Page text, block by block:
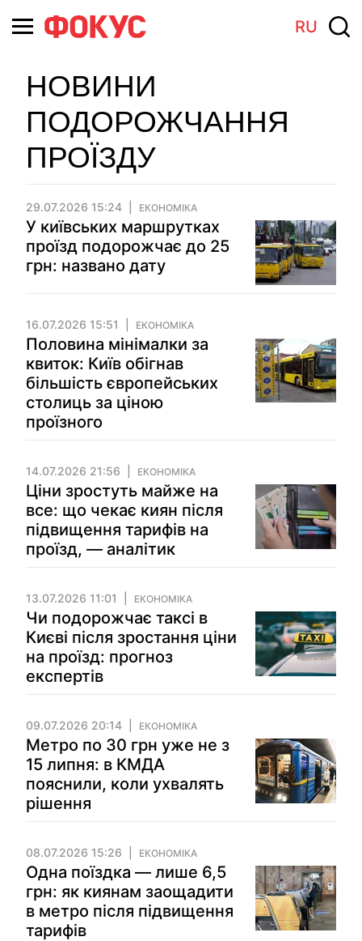
RU
НОВИНИ
ПОДОРОЖЧАННЯ
ПРОЇЗДУ
29.07.2026 15:24 ЕКОНОМІКА
У київських маршрутках
проїзд подорожчає до 25
грн: названо дату
16.07.2026 15:51 ЕКОНОМІКА
Половина мінімалки за
квиток: Київ обігнав
більшість європейських
столиць за ціною
проїзного
14.07.2026 21:56 ЕКОНОМІКА
Ціни зростуть майже на
все: що чекає киян після
підвищення тарифів на
проїзд, — аналітик
13.07.2026 11:01 ЕКОНОМІКА
Чи подорожчає таксі в
Києві після зростання ціни
на проїзд: прогноз
експертів
09.07.2026 20:14 ЕКОНОМІКА
Метро по 30 грн уже не з
15 липня: в КМДА
пояснили, коли ухвалять
рішення
08.07.2026 15:26 ЕКОНОМІКА
Одна поїздка — лише 6,5
грн: як киянам заощадити
в метро після підвищення
тарифів